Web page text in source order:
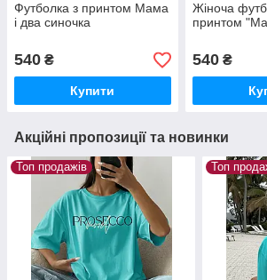
Футболка з принтом Мама
і два синочка
540 ₴
Купити
Жіноча
принтом
540₴
Акційні пропозиції та новинки
Топ продажів Топ